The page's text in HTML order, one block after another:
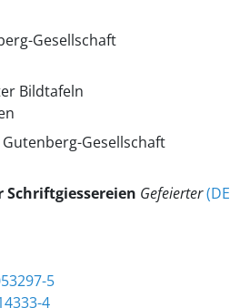
Gesellschaft
Bildtafeln
Gesellschaft
Schriftgiessereien Gefeierter
5
4